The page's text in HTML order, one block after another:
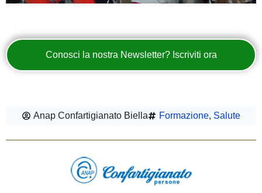
Conosci la nostra Newsletter? Iscriviti ora
Anap Confartigianato Biella Formazione, Salute